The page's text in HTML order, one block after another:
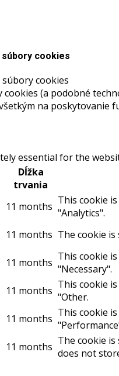
cookies
cookies
(a podobné
na poskytovanie
essential for the
Dĺžka
trvania
11 months This cookie
"Analytics".
11 months The cookie
11 months This cookie
"Necessary".
11 months This cookie
"Other.
11 months This cookie
11 months The cookie
does not